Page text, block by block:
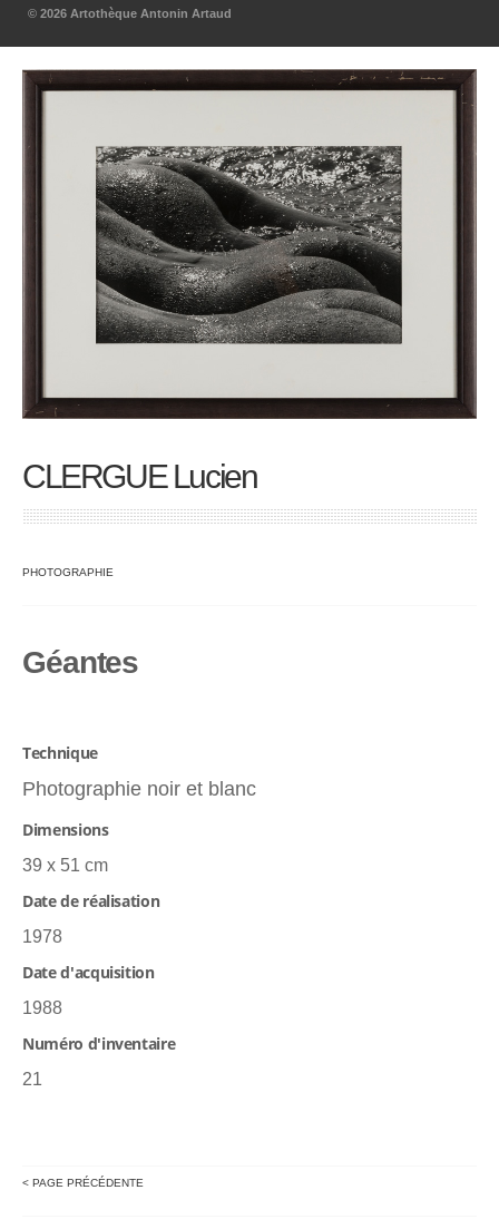
© 2026 Artothèque Antonin Artaud
CLERGUE Lucien
PHOTOGRAPHIE
Géantes
Technique
Photographie noir et blanc
Dimensions
39 x 51 cm
Date de réalisation
1978
Date d'acquisition
1988
Numéro d'inventaire
21
< PAGE PRÉCÉDENTE